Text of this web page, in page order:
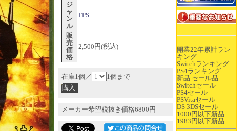
開業22年累計ラン
キング
Switchランキング
PS4ランキング
新品 セール品
Switchセール
PS4セール
PSVitaセール
DS 3DSセール
1000円以下新品
1983円以下新品
ジ
ャ
ン
ル
FPS
販
売
価
格
2,500円(税込)
在庫1個／ 1個まで
メーカー希望税抜き価格6800円